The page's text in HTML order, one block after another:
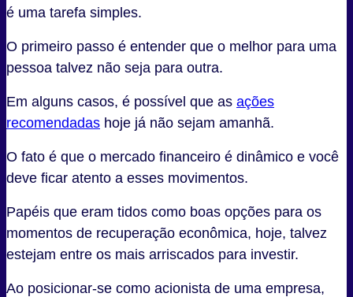
é uma tarefa simples.
O primeiro passo é entender que o melhor para uma
pessoa talvez não seja para outra.
Em alguns casos, é possível que as ações
recomendadas hoje já não sejam amanhã.
O fato é que o mercado financeiro é dinâmico e você
deve ficar atento a esses movimentos.
Papéis que eram tidos como boas opções para os
momentos de recuperação econômica, hoje, talvez
estejam entre os mais arriscados para investir.
Ao posicionar-se como acionista de uma empresa,